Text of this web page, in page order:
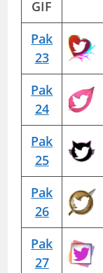
GIF
Pak
23
Pak
24
Pak
25
Pak
26
Pak
27